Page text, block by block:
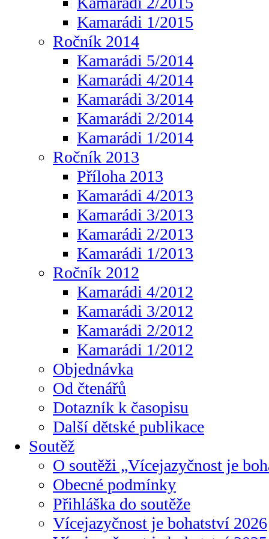
Kamarádi 1/2015
Ročník 2014
Kamarádi 5/2014
Kamarádi 4/2014
Kamarádi 3/2014
Kamarádi 2/2014
Kamarádi 1/2014
Ročník 2013
Příloha 2013
Kamarádi 4/2013
Kamarádi 3/2013
Kamarádi 2/2013
Kamarádi 1/2013
Ročník 2012
Kamarádi 4/2012
Kamarádi 3/2012
Kamarádi 2/2012
Kamarádi 1/2012
Objednávka
Od čtenářů
Dotazník k časopisu
Další dětské publikace
Soutěž
O soutěži „Vícejazyčnost je
Obecné podmínky
Přihláška do soutěže
Vícejazyčnost je bohatství 2026